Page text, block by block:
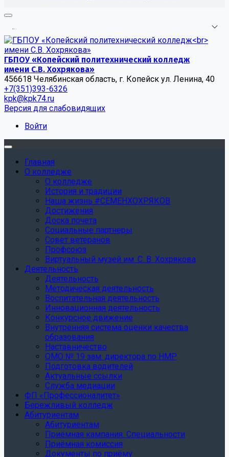
...
ГБПОУ «Копейский политехнический колледж
имени С.В. Хохрякова»
456618 Челябинская область, г. Копейск ул. Ленина, 40
+7(351)393-6326
kpk@kpk74.ru
Версия для слабовидящих
Войти
Главная
О колледже
О колледже
История и традиции
Наша жизнь #СЕМЕНХОХРЯКОВ
Достижения
Доска почета
Социальные партнеры
Совет ветеранов
Профсоюз
Виртуальный музей им. С. В. Хохрякова
Деятельность
Деятельность
Методическая деятельность
Воспитательная деятельность
Инновационная деятельность
Конкурсное движение
Внутренняя система оценки качества
образования
Наставничество
ОМО № 19 зам. директора по НМР
Подготовка водителей
Актуальные ссылки
Служба медиации
ФП «Профессионалитет»
Бережливый колледж
Абитуриентам
Абитуриентам
Приёмная кампания. Специальности
Приёмная комиссия
Документы по приёму